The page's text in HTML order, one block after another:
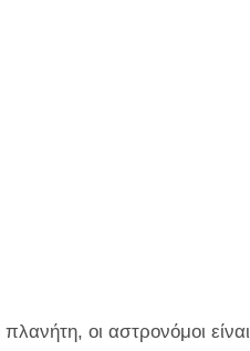
οι αστρονόμοι είναι